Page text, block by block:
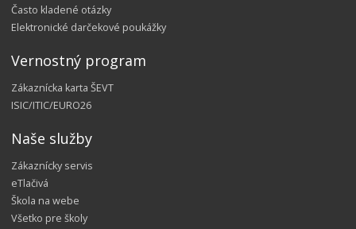
Často kladené otázky
Elektronické darčekové poukážky
Vernostný program
Zákaznícka karta ŠEVT
ISIC/ITIC/EURO26
Naše služby
Zákaznícky servis
eTlačivá
Škola na webe
Všetko pre školy